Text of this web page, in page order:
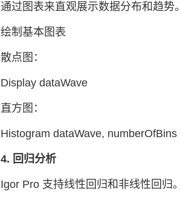
通过图表来直观展示数据分布和趋势。
绘制基本图表
散点图：
Display dataWave
直方图：
Histogram dataWave, numberOfBins
4. 回归分析
Igor Pro 支持线性回归和非线性回归。